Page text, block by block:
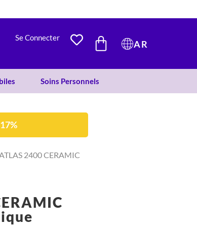
Se Connecter PANIER
AR
Soins Personnels
2400 CERAMIC